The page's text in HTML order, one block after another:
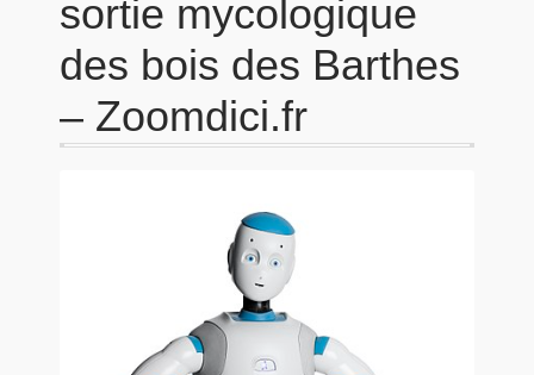
sortie mycologique
des bois des Barthes
– Zoomdici.fr